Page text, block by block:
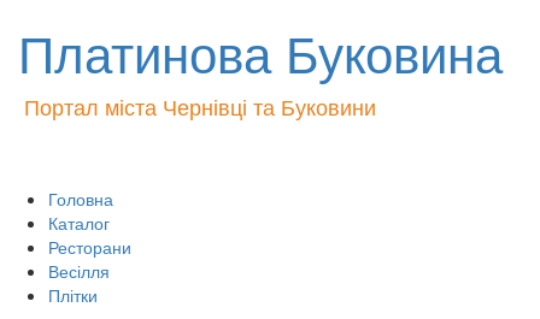
Платинова Буковина
Портал міста Чернівці та Буковини
Головна
Каталог
Ресторани
Весілля
Плітки